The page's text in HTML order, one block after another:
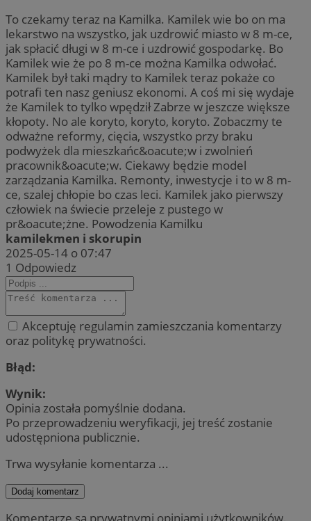
To czekamy teraz na Kamilka. Kamilek wie bo on ma
lekarstwo na wszystko, jak uzdrowić miasto w 8 m-ce,
jak spłacić długi w 8 m-ce i uzdrowić gospodarkę. Bo
Kamilek wie że po 8 m-ce można Kamilka odwołać.
Kamilek był taki mądry to Kamilek teraz pokaże co
potrafi ten nasz geniusz ekonomi. A coś mi się wydaje
że Kamilek to tylko wpędził Zabrze w jeszcze większe
kłopoty. No ale koryto, koryto, koryto. Zobaczmy te
odważne reformy, cięcia, wszystko przy braku
podwyżek dla mieszkańc&oacute;w i zwolnień
pracownik&oacute;w. Ciekawy będzie model
zarządzania Kamilka. Remonty, inwestycje i to w 8 m-
ce, szalej chłopie bo czas leci. Kamilek jako pierwszy
człowiek na świecie przeleje z pustego w
pr&oacute;żne. Powodzenia Kamilku
kamilekmen i skorupin
2025-05-14 o 07:47
1 Odpowiedz
Akceptuję regulamin zamieszczania komentarzy
oraz politykę prywatności.
Błąd:
Wynik:
Opinia została pomyślnie dodana.
Po przeprowadzeniu weryfikacji, jej treść zostanie
udostępniona publicznie.
Trwa wysyłanie komentarza ...
Dodaj komentarz